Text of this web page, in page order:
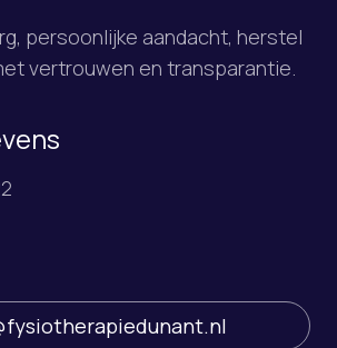
persoonlijke aandacht, herstel
vertrouwen en transparantie.